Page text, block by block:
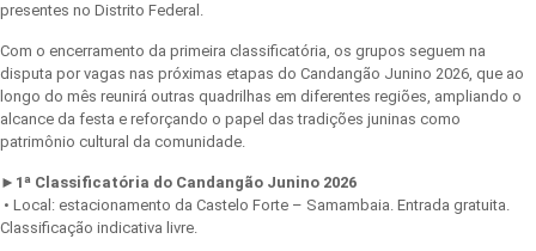
presentes no Distrito Federal.
Com o encerramento da primeira classificatória, os grupos seguem na
disputa por vagas nas próximas etapas do Candangão Junino 2026, que ao
longo do mês reunirá outras quadrilhas em diferentes regiões, ampliando o
alcance da festa e reforçando o papel das tradições juninas como
patrimônio cultural da comunidade.
► 1ª Classificatória do Candangão Junino 2026
• Local: estacionamento da Castelo Forte – Samambaia. Entrada gratuita.
Classificação indicativa livre.